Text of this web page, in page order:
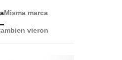
Misma marca
vieron